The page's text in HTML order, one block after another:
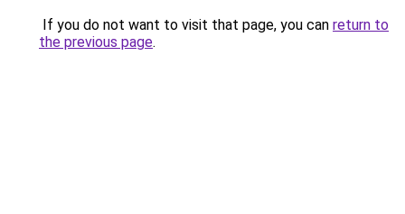
If you do not want to visit that page, you can return to
the previous page.